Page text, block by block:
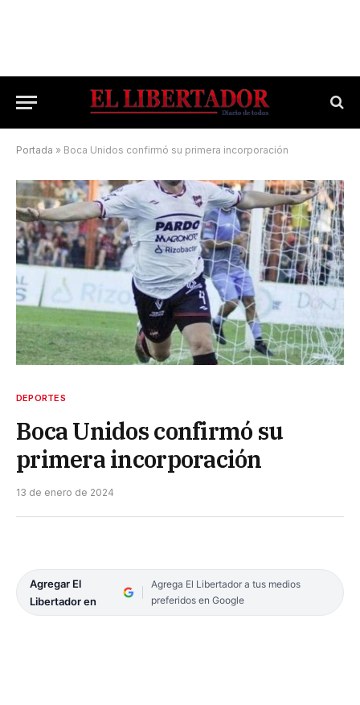
Portada » Boca Unidos confirmó su primera incorporación
DEPORTES
Boca Unidos confirmó su
primera incorporación
13 de enero de 2024
Agregar El
Libertador en
Agrega El Libertador a tus medios
preferidos en Google